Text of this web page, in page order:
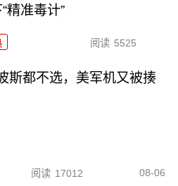
“精准毒计”
阅读 5525
斯都不选，美军机又被揍
阅读 17012 08-06